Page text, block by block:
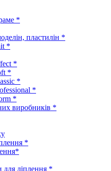
*
пластилін *
*
*
*
*
*
*
виробників *
*
для ліплення *